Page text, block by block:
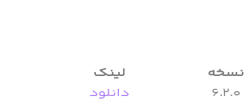
نسخه
لینک
6.2.0
دانلود